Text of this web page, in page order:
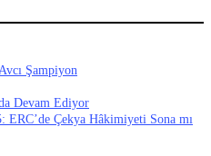
Şampiyon
Devam Ediyor
Çekya Hâkimiyeti Sona mı